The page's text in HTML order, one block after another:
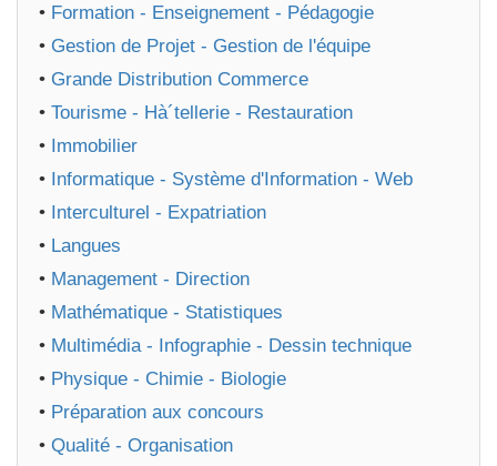
• Formation - Enseignement - Pédagogie
• Gestion de Projet - Gestion de l'équipe
• Grande Distribution Commerce
• Tourisme - Hà´tellerie - Restauration
• Immobilier
• Informatique - Système d'Information - Web
• Interculturel - Expatriation
• Langues
• Management - Direction
• Mathématique - Statistiques
• Multimédia - Infographie - Dessin technique
• Physique - Chimie - Biologie
• Préparation aux concours
• Qualité - Organisation